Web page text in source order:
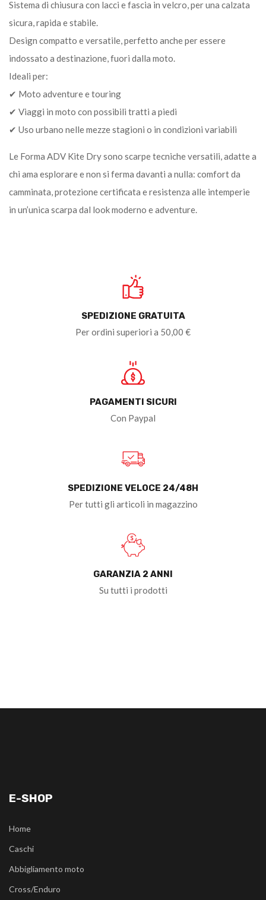
Sistema di chiusura con lacci e fascia in velcro, per una calzata
sicura, rapida e stabile.
Design compatto e versatile, perfetto anche per essere
indossato a destinazione, fuori dalla moto.
Ideali per:
✔ Moto adventure e touring
✔ Viaggi in moto con possibili tratti a piedi
✔ Uso urbano nelle mezze stagioni o in condizioni variabili
Le Forma ADV Kite Dry sono scarpe tecniche versatili, adatte a
chi ama esplorare e non si ferma davanti a nulla: comfort da
camminata, protezione certificata e resistenza alle intemperie
in un’unica scarpa dal look moderno e adventure.
SPEDIZIONE GRATUITA
Per ordini superiori a 50,00 €
PAGAMENTI SICURI
Con Paypal
SPEDIZIONE VELOCE 24/48H
Per tutti gli articoli in magazzino
GARANZIA 2 ANNI
Su tutti i prodotti
E-SHOP
Home
Caschi
Abbigliamento moto
Cross/Enduro